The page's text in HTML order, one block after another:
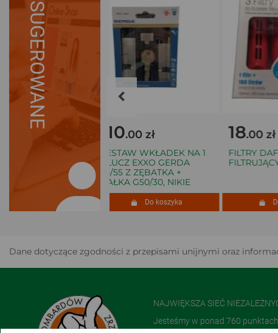
SUGEROWANE
110 .00 zł
ZESTAW WKŁADEK NA 1
KLUCZ EXXO GERDA
35/55 Z ZĘBATKA +
GAŁKA G50/30, NIKIE
Do koszyka
18 .00 zł
FILTRY DAFI
Do
Dane dotyczące zgodności z przepisami unijnymi oraz
NAJWIĘKSZA SIEĆ
Jesteśmy w ponad 760